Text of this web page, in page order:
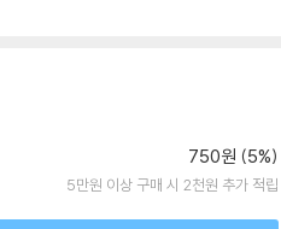
750원 (5%)
5만원 이상 구매 시 2천원 추가 적립